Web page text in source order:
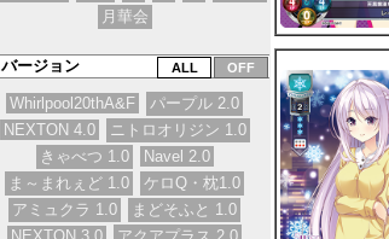
月華会
バージョン
Whirlpool20thA&F
パープル 2.0
NEXTON 4.0
ニトロオリジン 1.0
きゃべつ 1.0
Navel 2.0
ま～まれぇど 1.0
ケロQ・枕1.0
アミュクラ 1.0
まどそふと 1.0